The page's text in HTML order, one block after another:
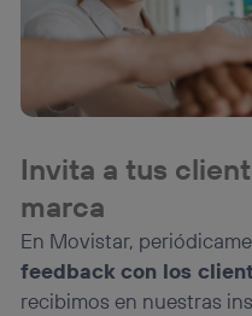
Invita a tus
marca
En Movistar,
feedback con los
recibimos en nuestras